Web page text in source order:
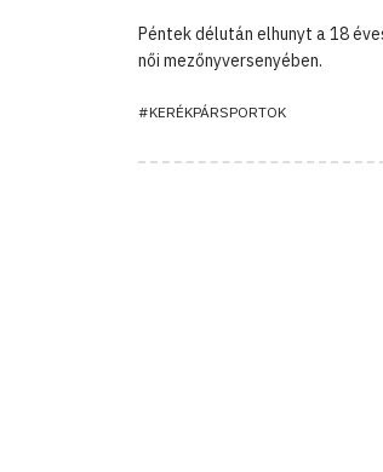
Péntek délután elhunyt a 18
női mezőnyversenyében.
#KERÉKPÁRSPORTOK